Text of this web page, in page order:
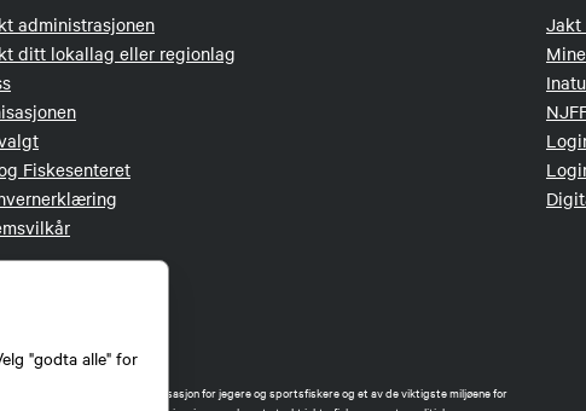
"godta alle" for
administrasjonen
ditt lokallag eller regionlag
Fiskesenteret
Jakt
eneste landsdekkende organisasjon for jegere og sportsfiskere og et av de viktigste miljøene for